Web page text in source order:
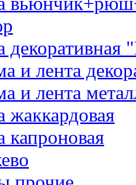
декоративная
и лента
и лента
жаккардовая
капроновая